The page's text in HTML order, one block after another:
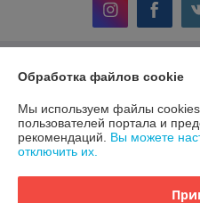
Информация для покупателя
Индивидуальный
220117, г. Минск, ул. Белецкого 24-
Регистрационный номер ЕГР:
УНП: 192846264
Обработка файлов cookie
Мы используем файлы cookies
пользователей портала и
рекомендаций. Вы можете
отключить их.